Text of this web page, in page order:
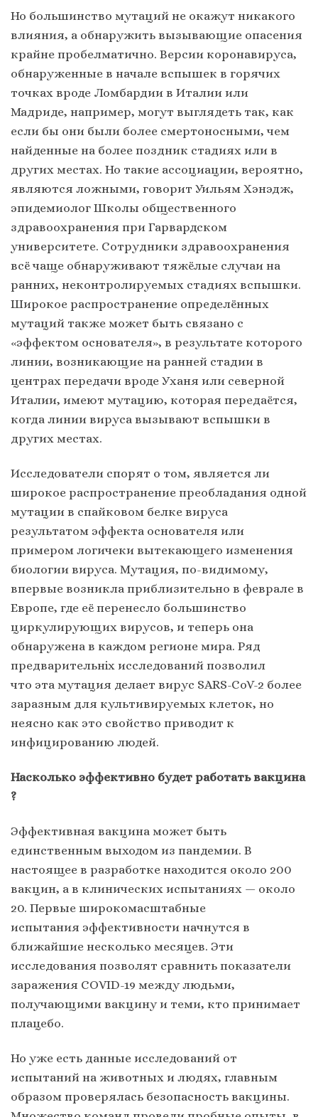
Но большинство мутаций не окажут никакого
влияния, а обнаружить вызывающие опасения
крайне пробелматично. Версии коронавируса,
обнаруженные в начале вспышек в горячих
точках вроде Ломбардии в Италии или
Мадриде, например, могут выглядеть так, как
если бы они были более смертоносными, чем
найденные на более поздник стадиях или в
других местах. Но такие ассоциации, вероятно,
являются ложными, говорит Уильям Хэнэдж,
эпидемиолог Школы общественного
здравоохранения при Гарвардском
университете. Сотрудники здравоохранения
всё чаще обнаруживают тяжёлые случаи на
ранних, неконтролируемых стадиях вспышки.
Широкое распространение определённых
мутаций также может быть связано с
«эффектом основателя», в результате которого
линии, возникающие на ранней стадии в
центрах передачи вроде Уханя или северной
Италии, имеют мутацию, которая передаётся,
когда линии вируса вызывают вспышки в
других местах.
Исследователи спорят о том, является ли
широкое распространение преобладания одной
мутации в спайковом белке вируса
результатом эффекта основателя или
примером логичеки вытекающего изменения
биологии вируса. Мутация, по-видимому,
впервые возникла приблизительно в феврале в
Европе, где её перенесло большинство
циркулирующих вирусов, и теперь она
обнаружена в каждом регионе мира. Ряд
предварительніх исследований позволил
что эта мутация делает вирус SARS-CoV-2 более
заразным для культивируемых клеток, но
неясно как это свойство приводит к
инфицированию людей.
Насколько эффективно будет работать вакцина
?
Эффективная вакцина может быть
единственным выходом из пандемии. В
настоящее в разработке находится около 200
вакцин, а в клинических испытаниях — около
20. Первые широкомасштабные
испытания эффективности начнутся в
ближайшие несколько месяцев. Эти
исследования позволят сравнить показатели
заражения COVID-19 между людьми,
получающими вакцину и теми, кто принимает
плацебо.
Но уже есть данные исследований от
испытаний на животных и людях, главным
образом проверялась безопасность вакцины.